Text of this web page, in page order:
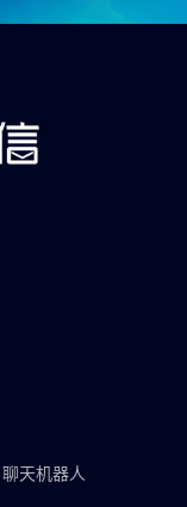
聊天机器人